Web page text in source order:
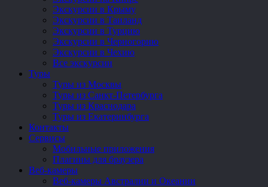
Экскурсии в Крыму
Экскурсии в Таиланд
Экскурсии в Турцию
Экскурсии в Черногорию
Экскурсии в Чехию
Все экскурсии
Туры
Туры из Москвы
Туры из Санкт-Петербурга
Туры из Краснодара
Туры из Екатеринбурга
Контакты
Сервисы
Мобильные приложения
Плагины для браузера
Веб-камеры
Веб-камеры Австралии и Океании